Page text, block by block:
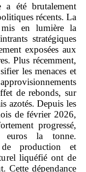
a été brutalement
récents. La
en lumière la
stratégiques
exposées aux
Plus récemment,
les menaces et
de rebonds, sur
azotés. Depuis les
de février 2026,
progressé,
la tonne.
de production et
liquéfié ont de
Cette dépendance